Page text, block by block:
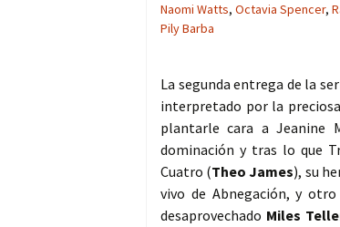
Naomi Watts, Octavia Spencer,
Pily Barba
La segunda entrega de la
interpretado por la
plantarle cara a Jeanine
dominación y tras lo que
Cuatro (Theo James), su
vivo de Abnegación, y
desaprovechado Miles